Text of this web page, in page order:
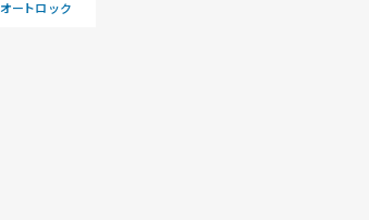
オートロック